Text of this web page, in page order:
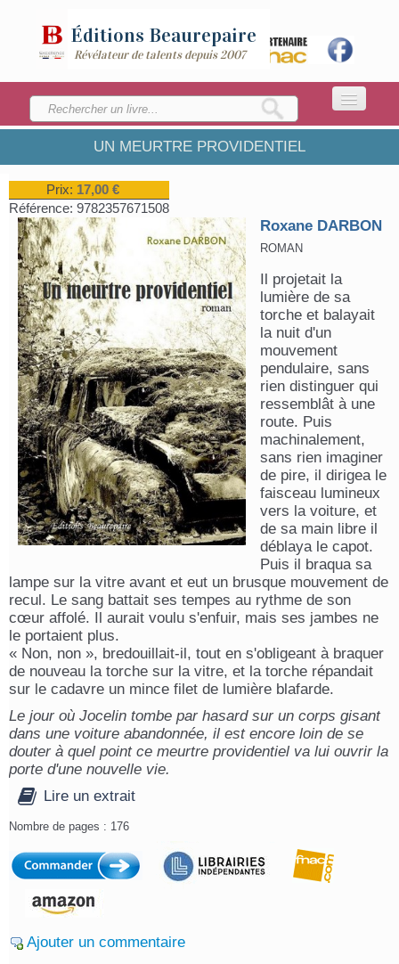
Éditions Beaurepaire
Révélateur de talents depuis 2007
ACCUEIL
LA MAISON
CATALOGUE
ENVOYEZ VOTRE MANUSCRIT
UN MEURTRE PROVIDENTIEL
Prix: 17,00 €
Référence: 9782357671508
Roxane DARBON
ROMAN
Il projetait la
lumière de sa
torche et balayait
la nuit d'un
mouvement
pendulaire, sans
rien distinguer qui
ressemblât à une
route. Puis
machinalement,
sans rien imaginer
de pire, il dirigea le
faisceau lumineux
vers la voiture, et
de sa main libre il
déblaya le capot.
Puis il braqua sa
lampe sur la vitre avant et eut un brusque mouvement de
recul. Le sang battait ses tempes au rythme de son
cœur affolé. Il aurait voulu s'enfuir, mais ses jambes ne
le portaient plus.
« Non, non », bredouillait-il, tout en s'obligeant à braquer
de nouveau la torche sur la vitre, et la torche répandait
sur le cadavre un mince filet de lumière blafarde.
Le jour où Jocelin tombe par hasard sur un corps gisant
dans une voiture abandonnée, il est encore loin de se
douter à quel point ce meurtre providentiel va lui ouvrir la
porte d'une nouvelle vie.
Lire un extrait
Nombre de pages : 176
Ajouter un commentaire